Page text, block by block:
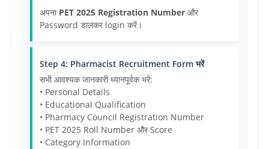
अपना PET 2025 Registration Number और
Password डालकर login करें।
Step 4: Pharmacist Recruitment Form भरें
सभी आवश्यक जानकारी ध्यानपूर्वक भरें:
• Personal Details
• Educational Qualification
• Pharmacy Council Registration Number
• PET 2025 Roll Number और Score
• Category Information